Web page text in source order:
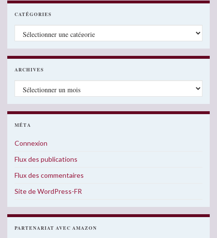
CATÉGORIES
Catégories
ARCHIVES
Archives
MÉTA
Connexion
Flux des publications
Flux des commentaires
Site de WordPress-FR
PARTENARIAT AVEC AMAZON